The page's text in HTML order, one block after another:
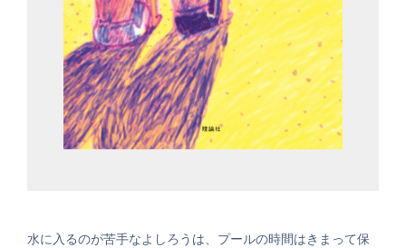
水に入るのが苦手なよしろうは、プールの時間はきまって保